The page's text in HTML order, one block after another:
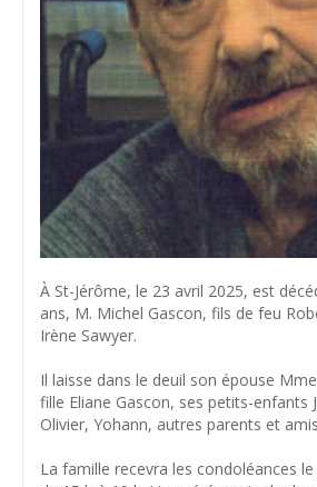
À St-Jérôme, le 23 avril 2025, est
ans, M. Michel Gascon, fils de feu
Irène Sawyer.
Il laisse dans le deuil son épouse
fille Eliane Gascon, ses petits-enfants
Olivier, Yohann, autres parents et
La famille recevra les condoléances